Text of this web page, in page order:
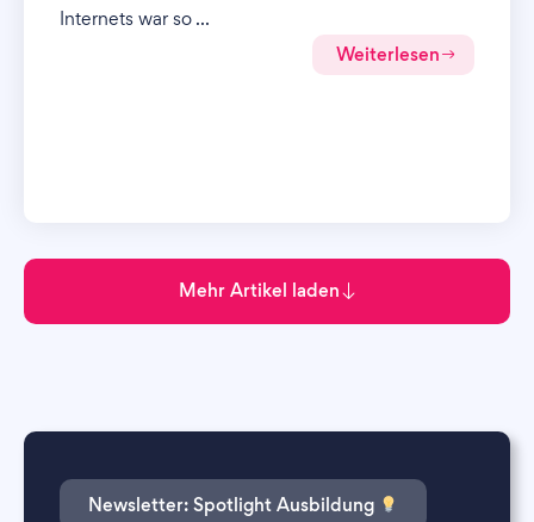
Internets war so ...
Weiterlesen
Mehr Artikel laden
Newsletter: Spotlight Ausbildung